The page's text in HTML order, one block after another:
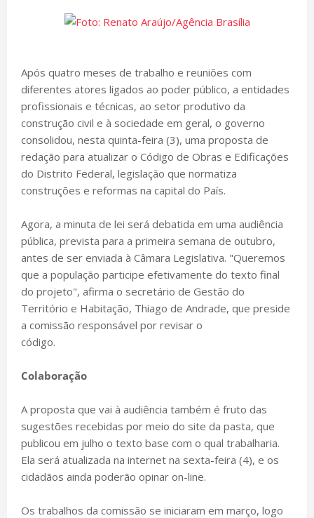
Após quatro meses de trabalho e reuniões com
diferentes atores ligados ao poder público, a entidades
profissionais e técnicas, ao setor produtivo da
construção civil e à sociedade em geral, o governo
consolidou, nesta quinta-feira (3), uma proposta de
redação para atualizar o Código de Obras e Edificações
do Distrito Federal, legislação que normatiza
construções e reformas na capital do País.
Agora, a minuta de lei será debatida em uma audiência
pública, prevista para a primeira semana de outubro,
antes de ser enviada à Câmara Legislativa. "Queremos
que a população participe efetivamente do texto final
do projeto", afirma o secretário de Gestão do
Território e Habitação, Thiago de Andrade, que preside
a comissão responsável por revisar o
código.
Colaboração
A proposta que vai à audiência também é fruto das
sugestões recebidas por meio do site da pasta, que
publicou em julho o texto base com o qual trabalharia.
Ela será atualizada na internet na sexta-feira (4), e os
cidadãos ainda poderão opinar on-line.
Os trabalhos da comissão se iniciaram em março, logo